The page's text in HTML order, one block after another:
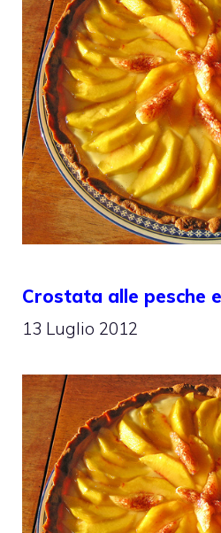
Crostata alle pesche
13 Luglio 2012